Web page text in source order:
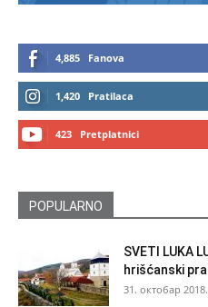
4,885 Fanova
1,420 Pratilaca
423 Pretplatnici
POPULARNO
SVETI LUKA
hrišćanski
31. октобар 2018.